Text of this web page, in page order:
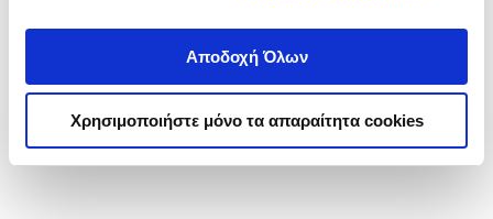
Αποδοχή Όλων
Χρησιμοποιήστε μόνο τα απαραίτητα cookies